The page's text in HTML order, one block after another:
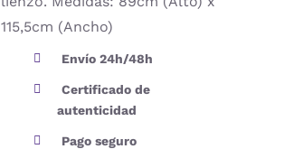
115,5cm (Ancho)
Envío 24h/48h
Certificado de
autenticidad
Pago seguro